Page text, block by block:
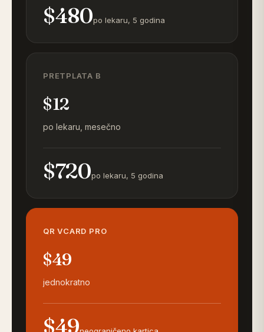
$480po lekaru, 5 godina
PRETPLATA B
$12
po lekaru, mesečno
$720po lekaru, 5 godina
QR VCARD PRO
$49
jednokratno
$49